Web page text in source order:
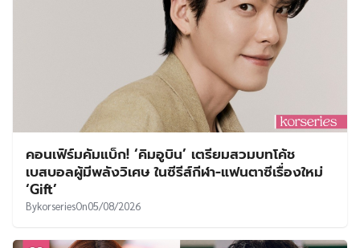
คอนเฟิร์มคัมแบ็ก! ‘คิมอูบิน’ เตรียมสวมบทโค้ช
เบสบอลผู้มีพลังวิเศษ ในซีรีส์กีฬา-แฟนตาซีเรื่องใหม่
‘Gift’
BykorseriesOn05/08/2026